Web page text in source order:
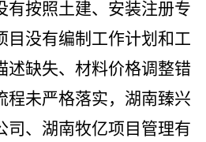
有按照土建、安装注册专
目没有编制工作计划和工
述缺失、 材料价格调整错
程未严格落实， 湖南臻兴
司 、湖南牧亿项目管理有